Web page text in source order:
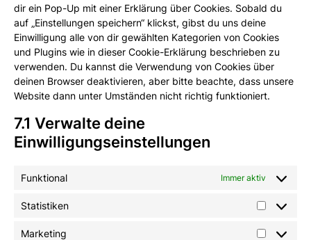
dir ein Pop-Up mit einer Erklärung über Cookies. Sobald du
auf „Einstellungen speichern“ klickst, gibst du uns deine
Einwilligung alle von dir gewählten Kategorien von Cookies
und Plugins wie in dieser Cookie-Erklärung beschrieben zu
verwenden. Du kannst die Verwendung von Cookies über
deinen Browser deaktivieren, aber bitte beachte, dass unsere
Website dann unter Umständen nicht richtig funktioniert.
7.1 Verwalte deine
Einwilligungseinstellungen
Funktional Immer aktiv
Statistiken
Marketing